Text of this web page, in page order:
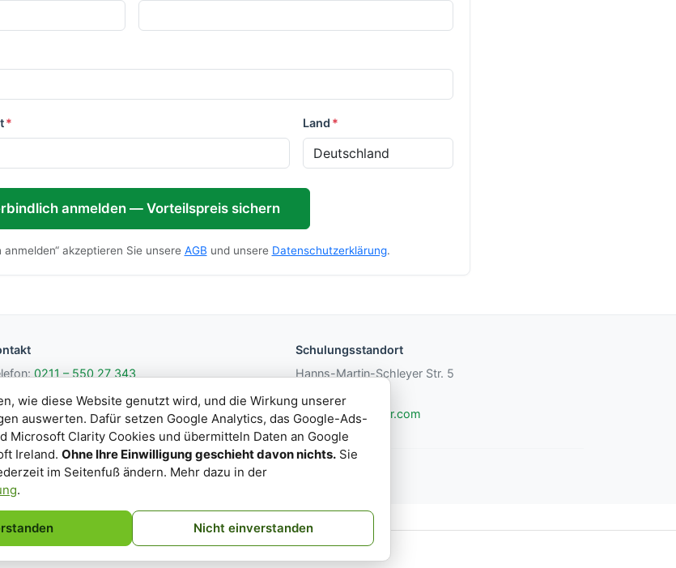
* Land *
anmelden — Vorteilspreis sichern
anmelden“ akzeptieren Sie unsere AGB und unsere Datenschutzerklärung.
0211 – 550 27 343
Schulungsstandort
Hanns-Martin-Schleyer Str. 5
knx-trainingcenter.com
Brachtendorf GmbH & Co. KG ·Impressum· Datenschutz
Datenschutz AGB Datenschutz-Einstellungen
wie diese Website genutzt wird, und die Wirkung unserer
auswerten. Dafür setzen Google Analytics, das Google-Ads-
Microsoft Clarity Cookies und übermitteln Daten an Google
Ireland. Ohne Ihre Einwilligung geschieht davon nichts. Sie
im Seitenfuß ändern. Mehr dazu in der
.
Nicht einverstanden